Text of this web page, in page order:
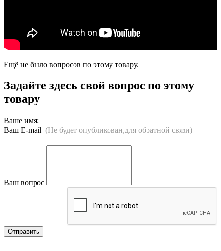
Ещё не было вопросов по этому товару.
Задайте здесь свой вопрос по этому
товару
Ваше имя:
Ваш E-mail (Не будет опубликован,для обратной связи)
Ваш вопрос
Отправить